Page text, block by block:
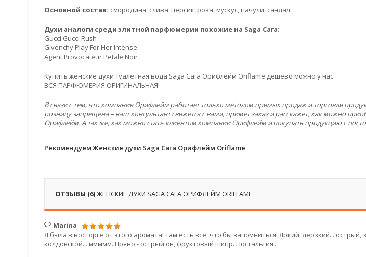
Основной состав: смородина, слива, персик, роза, мускус, пачули, сандал.
Духи аналоги среди элитной парфюмерии похожие на Saga Сага:
Gucci Gucci Rush
Givenchy Play For Her Intense
Agent Provocateur Petale Noir
Купить женские духи туалетная вода Saga Сага Орифлейм Oriflame дешево можно у нас.
ВСЯ ПАРФЮМЕРИЯ ОРИГИНАЛЬНАЯ!
В связи с тем, что компания Орифлейм работает только методом прямых продаж и торговля
розницу запрещена – наш консультант свяжется с вами, примет заказ и расскажет, как можно
Орифлейм. А так же, как можно стать клиентом компании Орифлейм и покупать продукцию с
Рекомендуем Женские духи Saga Сага Орифлейм Oriflame
ОТЗЫВЫ (6)ЖЕНСКИЕ ДУХИ SAGA САГА ОРИФЛЕЙМ ORIFLAME
Marina
Я была в восторге от этого аромата! Там есть все, что бы запомниться! Яркий, дерзкий...
колдовской... ммммм. Пряно - острый он, фруктовый шипр. Ностальгия...